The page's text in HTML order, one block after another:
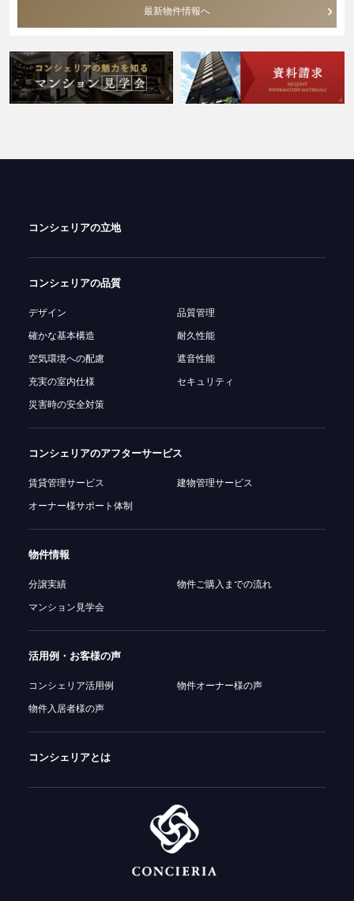
最新物件情報へ
コンシェリアの立地
コンシェリアの品質
デザイン 品質管理
確かな基本構造 耐久性能
空気環境への配慮 遮音性能
充実の室内仕様 セキュリティ
災害時の安全対策
コンシェリアのアフターサービス
賃貸管理サービス 建物管理サービス
オーナー様サポート体制
物件情報
分譲実績 物件ご購入までの流れ
マンション見学会
活用例・お客様の声
コンシェリア活用例 物件オーナー様の声
物件入居者様の声
コンシェリアとは